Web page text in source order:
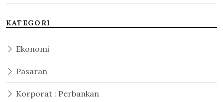
KATEGORI
Ekonomi
Pasaran
Korporat : Perbankan